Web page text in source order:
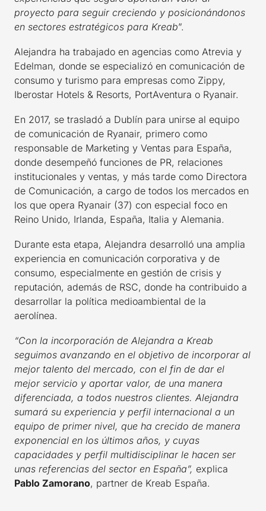
proyecto para seguir creciendo y posicionándonos
en sectores estratégicos para Kreab”.
Alejandra ha trabajado en agencias como Atrevia y
Edelman, donde se especializó en comunicación de
consumo y turismo para empresas como Zippy,
Iberostar Hotels & Resorts, PortAventura o Ryanair.
En 2017, se trasladó a Dublín para unirse al equipo
de comunicación de Ryanair, primero como
responsable de Marketing y Ventas para España,
donde desempeñó funciones de PR, relaciones
institucionales y ventas, y más tarde como Directora
de Comunicación, a cargo de todos los mercados en
los que opera Ryanair (37) con especial foco en
Reino Unido, Irlanda, España, Italia y Alemania.
Durante esta etapa, Alejandra desarrolló una amplia
experiencia en comunicación corporativa y de
consumo, especialmente en gestión de crisis y
reputación, además de RSC, donde ha contribuido a
desarrollar la política medioambiental de la
aerolínea.
“Con la incorporación de Alejandra a Kreab
seguimos avanzando en el objetivo de incorporar al
mejor talento del mercado, con el fin de dar el
mejor servicio y aportar valor, de una manera
diferenciada, a todos nuestros clientes. Alejandra
sumará su experiencia y perfil internacional a un
equipo de primer nivel, que ha crecido de manera
exponencial en los últimos años, y cuyas
capacidades y perfil multidisciplinar le hacen ser
unas referencias del sector en España”, explica
Pablo Zamorano, partner de Kreab España.